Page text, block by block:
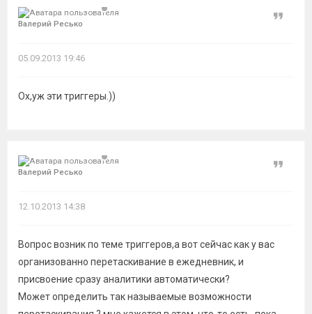
Валерий Ресько
Цитата
05.09.2013 19:46
Ох,уж эти триггеры.))
Валерий Ресько
Цитата
12.10.2013 14:38
Вопрос возник по теме триггеров,а вот сейчас как у вас
организованно перетаскивание в ежедневник, и
присвоение сразу аналитики автоматически?
Может определить так называемые возможности